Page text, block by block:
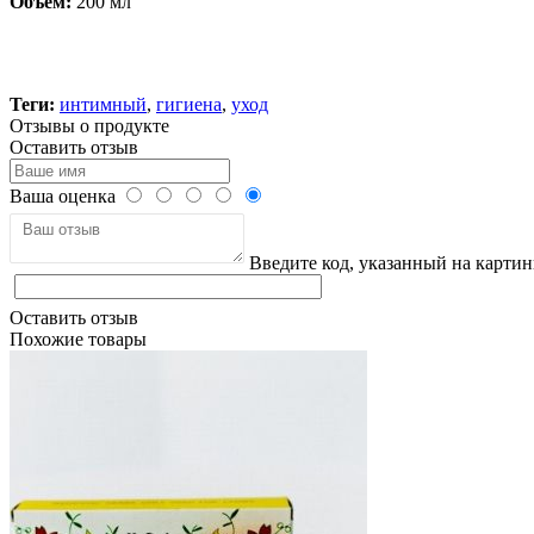
Теги: интимный, гигиена, уход
Отзывы о продукте
Оставить отзыв
Ваша оценка
Введите код, указанный на
Оставить отзыв
Похожие товары